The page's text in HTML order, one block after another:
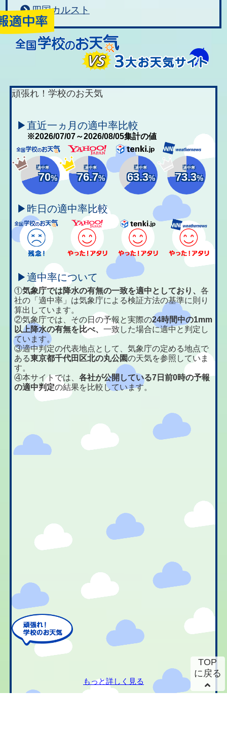
四国カルスト
頑張れ！学校のお天気
▶直近一ヵ月の適中率比較
※2026/07/07～2026/08/05集計の値
適中率
70%
適中率
76.7%
適中率
63.3%
適中率
73.3%
▶昨日の適中率比較
▶適中率について
①気象庁では降水の有無の一致を適中としており、各
社の「適中率」は気象庁による検証方法の基準に則り
算出しています。
②気象庁では、その日の予報と実際の24時間中の1mm
以上降水の有無を比べ、一致した場合に適中と判定し
ています。
③適中判定の代表地点として、気象庁の定める地点で
ある東京都千代田区北の丸公園の天気を参照していま
す。
④本サイトでは、各社が公開している7日前0時の予報
の適中判定の結果を比較しています。
もっと詳しく見る
TOP
に戻る